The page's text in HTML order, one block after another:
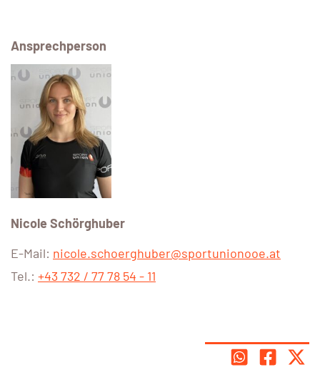
Ansprechperson
Nicole Schörghuber
E-Mail: nicole.schoerghuber@sportunionooe.at
Tel.: +43 732 / 77 78 54 - 11